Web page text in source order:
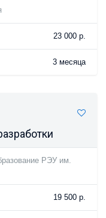
23 000 р.
3 месяца
РЭУ им.
19 500 р.